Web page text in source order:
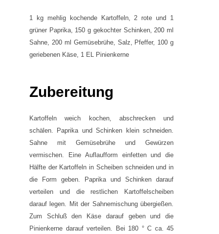
1 kg mehlig kochende Kartoffeln, 2 rote und 1
grüner Paprika, 150 g gekochter Schinken, 200 ml
Sahne, 200 ml Gemüsebrühe, Salz, Pfeffer, 100 g
geriebenen Käse, 1 EL Pinienkerne
Zubereitung
Kartoffeln weich kochen, abschrecken und
schälen. Paprika und Schinken klein schneiden.
Sahne mit Gemüsebrühe und Gewürzen
vermischen. Eine Auflaufform einfetten und die
Hälfte der Kartoffeln in Scheiben schneiden und in
die Form geben. Paprika und Schinken darauf
verteilen und die restlichen Kartoffelscheiben
darauf legen. Mit der Sahnemischung übergießen.
Zum Schluß den Käse darauf geben und die
Pinienkerne darauf verteilen. Bei 180 ° C ca. 45